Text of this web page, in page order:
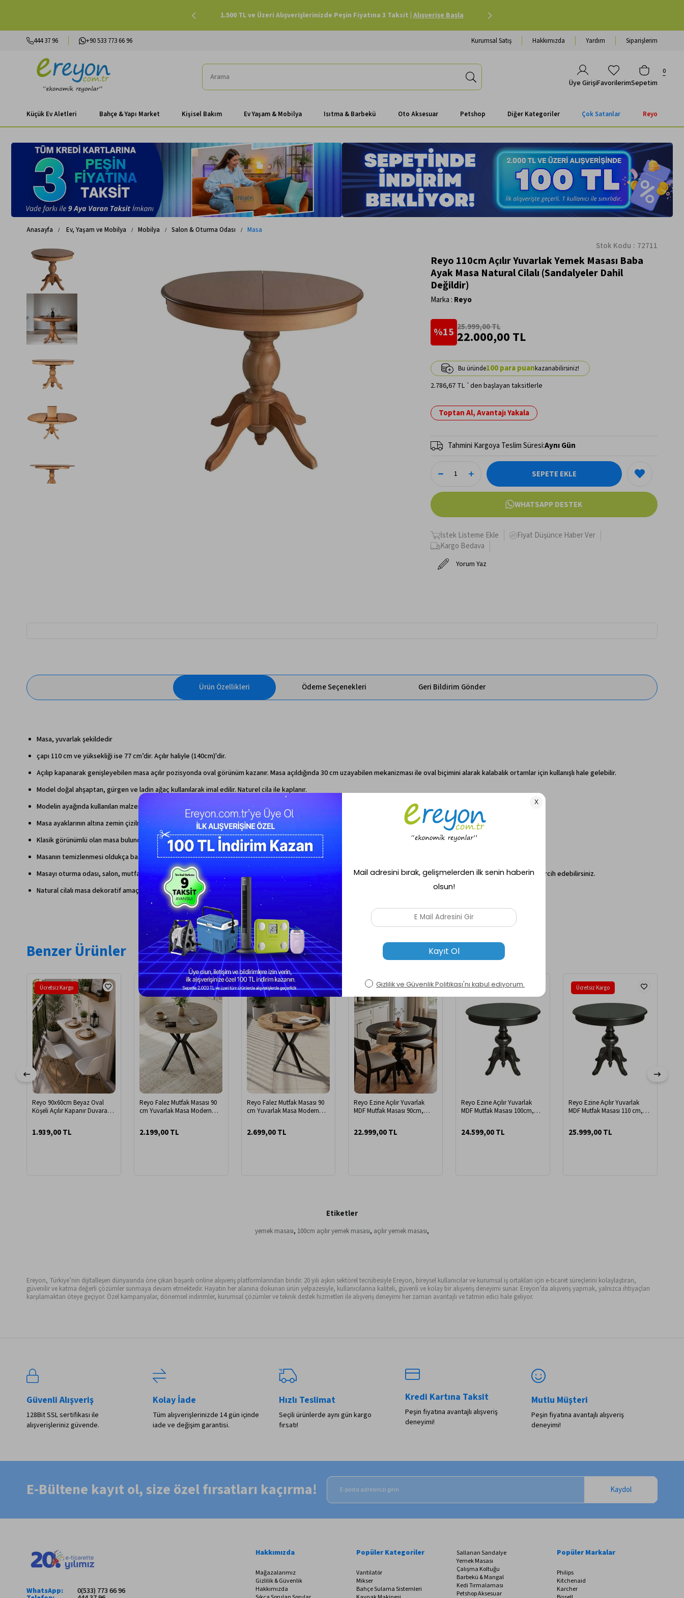
Havale Ödemenizde Sepette Ekstra %3 İndirim |Alışverişe Başla
444 37 96 +90 533 773 66 96 Kurumsal Satış Hakkımızda Yardım Siparişlerim
Üye GirişiFavorilerimSepetim
0
Küçük Ev Aletleri Bahçe & Yapı Market Kişisel Bakım Ev Yaşam & Mobilya Isıtma & Barbekü Oto Aksesuar Petshop Diğer Kategoriler Çok Satanlar Reyo
Anasayfa Ev, Yaşam ve Mobilya Mobilya Salon & Oturma Odası Masa
Stok Kodu 72711
Reyo 110cm Açılır Yuvarlak Yemek Masası Baba
Ayak Masa Natural Cilalı (Sandalyeler Dahil
Değildir)
Marka : Reyo
15 25.999,00 TL
22.000,00 TL
100
2.786,67 TL `den başlayan taksitlerle
Toptan Al, Avantajı Yakala
Tahmini Kargoya Teslim Süresi:Aynı Gün
WHATSAPP DESTEK
İstek Listeme Ekle
Fiyat Düşünce Haber Ver
Kargo Bedava
Yorum Yaz
Ürün Özellikleri Ödeme Seçenekleri Geri Bildirim Gönder
Masa, yuvarlak şekildedir
çapı 110 cm ve yüksekliği ise 77 cm’dir. Açılır haliyle (140cm)'dir.
Açılıp kapanarak genişleyebilen masa açılır pozisyonda oval görünüm kazanır. Masa açıldığında 30 cm uzayabilen mekanizması ile oval biçimini alarak kalabalık ortamlar için kullanışlı hale gelebilir.
Model doğal ahşaptan, gürgen ve ladin ağaç kullanılarak imal edilir. Naturel cila ile kaplanır.
Modelin ayağında kullanılan malzeme ahşap olup zararlı herhangi bir kimyasal malzeme uygulanmadan kaplanır. Baba tipi ayağı bulunur.
Masa ayaklarının altına zemin çizilmelerine ve taşınma anında ses çıkarmasına engel olabilecek şekilde uygulama yapılır.
Klasik görünümlü olan masa bulunduğu ortamın dekorasyonuna şık bir hava katar.
Masanın temizlenmesi oldukça basit olup nemli bir bezle kolay bir şekilde silinebilir ve tekrar kullanmaya hazır hale gelir.
Masayı oturma odası, salon, mutfak gibi ev içi mekanlarda farklı amaçlar için işlevsel bir şekilde kullanmak mümkündür. Dilerseniz balkon ve teras gibi açık alanlarda da tercih edebilirsiniz.
Natural cilalı masa dekoratif amaçlar adına kullanılabilecek bir tasarıma sahiptir. Klasik ve zarif görünümü bulunduğu ortama özgünlük getirir.
Benzer Ürünler
Reyo 90x60cm Beyaz Oval
Köşeli Açılır Kapanır Duvara
1.939,00 TL
Ücretsiz Kargo
Reyo Falez Mutfak Masası 90
cm Yuvarlak Masa Modern
2.199,00 TL
Ücretsiz Kargo
Reyo Falez Mutfak Masası 90
cm Yuvarlak Masa Modern
Çam
2.699,00 TL
Ücretsiz Kargo
Reyo Ezine Açılır Yuvarlak
MDF Mutfak Masası 90cm,
22.999,00 TL
Ücretsiz Kargo
Reyo Ezine Açılır Yuvarlak
MDF Mutfak Masası 100cm,
24.599,00 TL
Ücretsiz Kargo
Reyo Ezine Açılır Yuvarlak
MDF Mutfak Masası 110 cm,
25.999,00 TL
Ücretsiz Kargo
Etiketler
yemek masası, 100cm açılır yemek masası, açılır yemek masası,
Ereyon, Türkiye’nin dijitalleşen dünyasında öne çıkan başarılı online alışveriş platformlarından biridir. 20 yılı aşkın sektörel tecrübesiyle Ereyon, bireysel kullanıcılar ve kurumsal iş ortakları için e-ticaret süreçlerini kolaylaştıran,
güvenilir ve katma değerli çözümler sunmaya devam etmektedir. Hayatın her alanına dokunan ürün yelpazesiyle, kullanıcılarına kaliteli, güvenli ve kolay bir alışveriş deneyimi sunar. Ereyon’da alışveriş yapmak, yalnızca ihtiyaçları
karşılamaktan öteye geçiyor. Özel kampanyalar, dönemsel indirimler, kurumsal çözümler ve teknik destek hizmetleri ile alışveriş deneyimi her zaman avantajlı ve tatmin edici hale geliyor.
Güvenli Alışveriş
128Bit SSL sertifikası ile
alışverişleriniz güvende.
Kolay İade
Tüm alışverişlerinizde 14 gün içinde
iade ve değişim garantisi.
Hızlı Teslimat
Seçili ürünlerde aynı gün kargo
fırsatı!
Kredi Kartına Taksit
Peşin fiyatına avantajlı alışveriş
deneyimi!
Mutlu Müşteri
Peşin fiyatına avantajlı alışveriş
deneyimi!
E-Bültene kayıt ol, size özel fırsatları kaçırma! Kaydol
WhatsApp: 0(533) 773 66 96
Hakkımızda
Mağazalarımız
Gizlilik & Güvenlik
Hakkımızda
Popüler Kategoriler
Vantilatör
Mikser
Bahçe Sulama Sistemleri
Sallanan Sandalye
Yemek Masası
Çalışma Koltuğu
Barbekü & Mangal
Kedi Tırmalaması
Petshop Aksesuar
Popüler Markalar
Philips
Kitchenaid
Karcher